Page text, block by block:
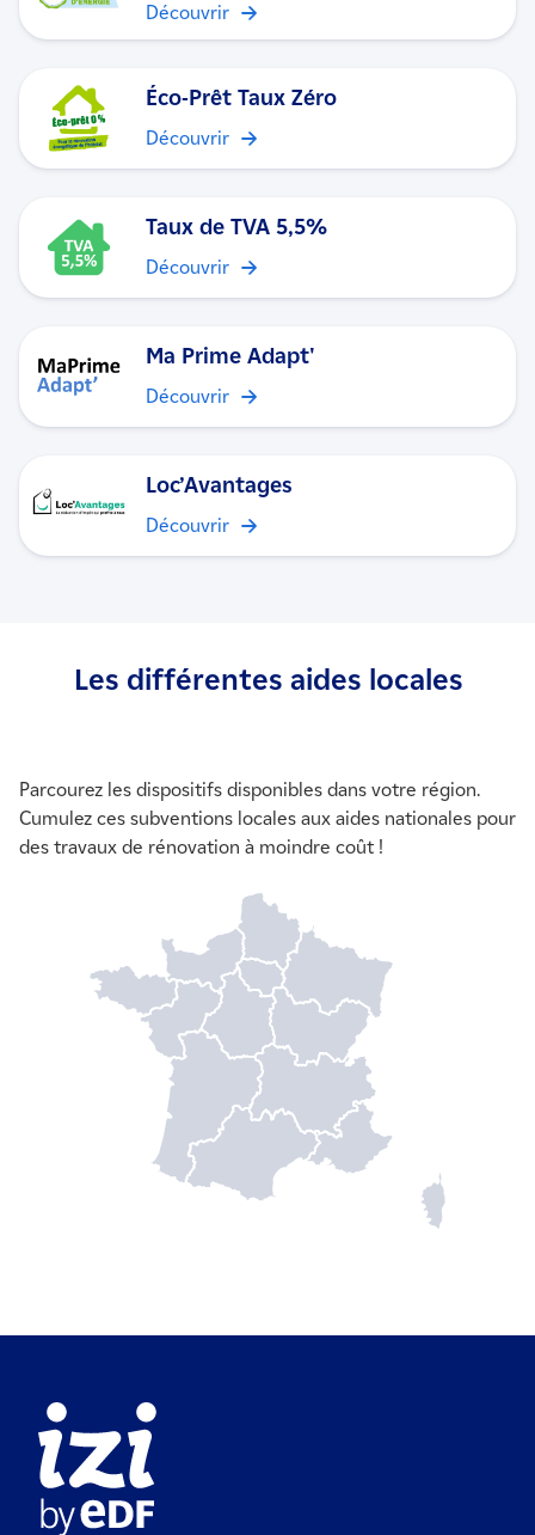
Découvrir
Éco-Prêt Taux Zéro
Découvrir
Taux de TVA 5,5%
Découvrir
Ma Prime Adapt'
Découvrir
Loc’Avantages
Découvrir
Les différentes aides locales
Parcourez les dispositifs disponibles dans votre région.
Cumulez ces subventions locales aux aides nationales pour
des travaux de rénovation à moindre coût !